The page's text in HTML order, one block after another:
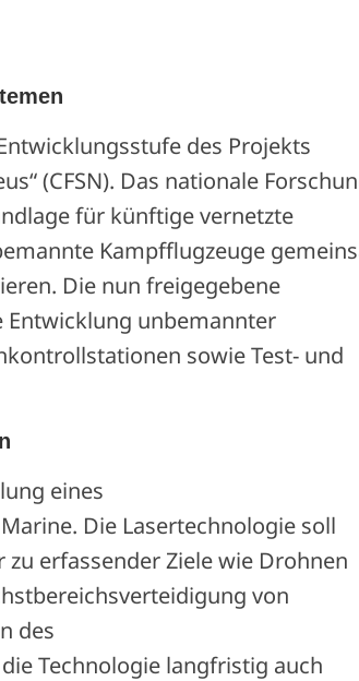
des Projekts
(CFSN). Das nationale
für künftige vernetzte
Kampfflugzeuge
Die nun freigegebene
Entwicklung unbemannter
sowie Test- und
eines
Die Lasertechnologie soll
erfassender Ziele wie Drohnen
von
des
Technologie langfristig auch